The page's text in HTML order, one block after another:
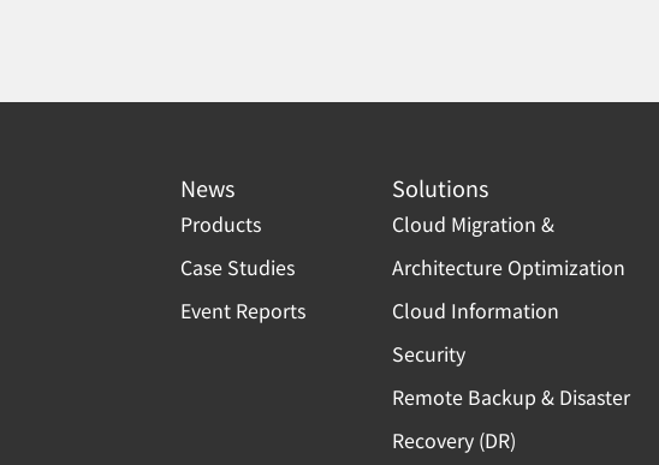
News
Products
Case Studies
Event Reports
Solutions
Cloud Migration &
Architecture Optimization
Cloud Information
Security
Remote Backup & Disaster
Recovery (DR)